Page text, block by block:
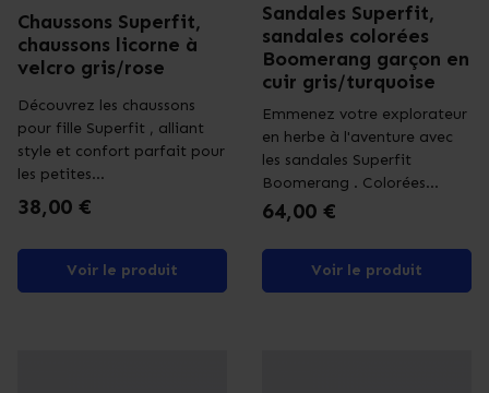
Chaussons Superfit,
chaussons licorne à
velcro gris/rose
Découvrez les chaussons
pour fille Superfit , alliant
style et confort parfait pour
les petites...
Prix
38,00 €
Voir le produit
Sandales Superfit,
sandales colorées
Boomerang garçon en
cuir gris/turquoise
Emmenez votre explorateur
en herbe à l'aventure avec
les sandales Superfit
Boomerang . Colorées...
Prix
64,00 €
Voir le produit